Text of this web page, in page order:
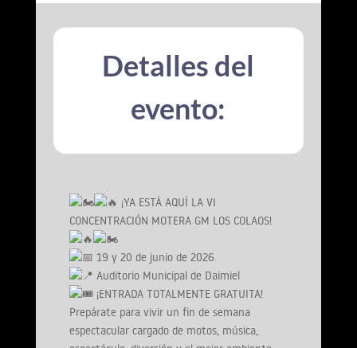
Detalles del
evento:
¡YA ESTÁ AQUÍ LA VI
CONCENTRACIÓN MOTERA GM LOS COLAOS!
19 y 20 de junio de 2026
Auditorio Municipal de Daimiel
¡ENTRADA TOTALMENTE GRATUITA!
Prepárate para vivir un fin de semana
espectacular cargado de motos, música,